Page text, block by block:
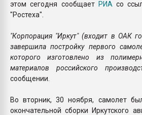
этом сегодня сообщает РИА со
"Ростеха".
"Корпорация "Иркут" (входит в ОАК
завершила постройку первого
которого изготовлено из
материалов российского
сообщении.
Во вторник, 30 ноября, самолет
окончательной сборки Иркутского